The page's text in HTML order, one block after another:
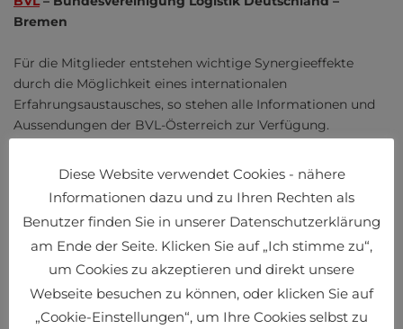
Bremen
Für die Mitglieder entstehen wichtige Synergieeffekte
durch die Möglichkeit eines internationalen
Erfahrungsaustausches, so stehen alle Informationen und
Aussendungen der BVL-Österreich zur Verfügung.
am großen Deutschen Logistikkongress in Berlin, an den
Logistikakademie, teilnehmen.
Mitgliedsbeiträge
Diese Website verwendet Cookies - nähere
Informationen dazu und zu Ihren Rechten als
Benutzer finden Sie in unserer Datenschutzerklärung
am Ende der Seite. Klicken Sie auf „Ich stimme zu“,
um Cookies zu akzeptieren und direkt unsere
Webseite besuchen zu können, oder klicken Sie auf
„Cookie-Einstellungen“, um Ihre Cookies selbst zu